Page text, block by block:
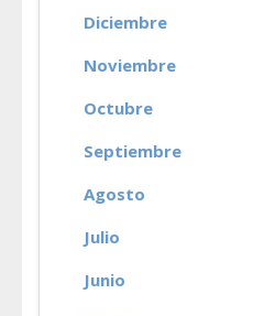
Diciembre
Noviembre
Octubre
Septiembre
Agosto
Julio
Junio